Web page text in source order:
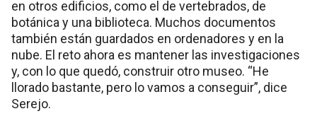
en otros edificios, como el de vertebrados, de
botánica y una biblioteca. Muchos documentos
también están guardados en ordenadores y en la
nube. El reto ahora es mantener las investigaciones
y, con lo que quedó, construir otro museo. “He
llorado bastante, pero lo vamos a conseguir”, dice
Serejo.